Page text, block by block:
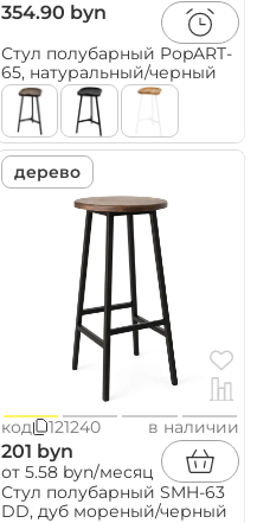
354.90 byn
Стул полубарный PopART-
65, натуральный/черный
дерево
код 121240 в наличии
201 byn
от 5.58 byn/месяц
Стул полубарный SMH-63
DD, дуб мореный/черный